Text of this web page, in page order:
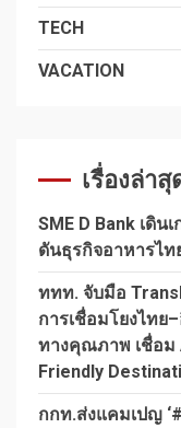
TECH
VACATION
เรื่องล่าสุ
SME D Bank เดิ
ดันธุรกิจอาหารไท
ททท. จับมือ
การเชื่อมโยงไทย
ทางคุณภาพ เชื่อม
Friendly
กกท.ส่งแคมเปญ